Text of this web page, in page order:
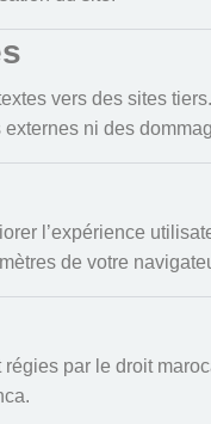
vers des sites tiers.
ni des
l’expérience
de votre
par le droit